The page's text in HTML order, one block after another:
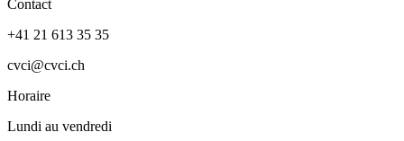
Contact
+41 21 613 35 35
cvci@cvci.ch
Horaire
Lundi au vendredi